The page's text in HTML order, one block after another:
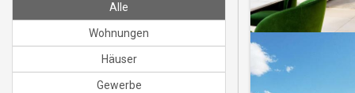
Alle
Wohnungen
Häuser
Gewerbe